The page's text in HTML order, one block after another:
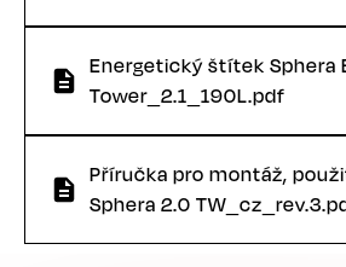
Energetický štítek Sphera
Tower_2.1_190L.pdf
Příručka pro montáž,
Sphera 2.0